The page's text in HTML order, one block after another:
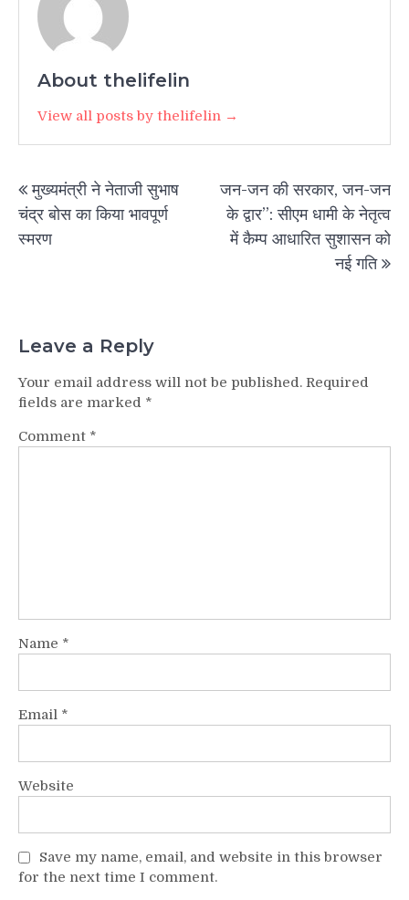
About thelifelin
View all posts by thelifelin →
navigation
मुख्यमंत्री ने नेताजी सुभाष
चंद्र बोस का किया भावपूर्ण
स्मरण
जन-जन की सरकार, जन-जन
के द्वार”: सीएम धामी के नेतृत्व
में कैम्प आधारित सुशासन को
नई गति
Leave a Reply
Your email address will not be published. Required
fields are marked *
Comment *
Name *
Email *
Website
Save my name, email, and website in this browser
for the next time I comment.